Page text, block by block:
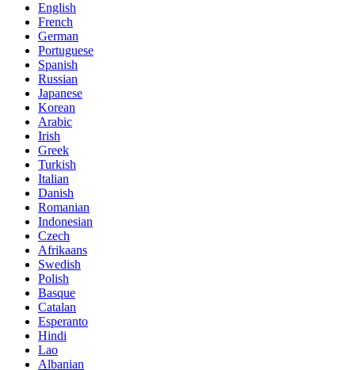
English
French
German
Portuguese
Spanish
Russian
Japanese
Korean
Arabic
Irish
Greek
Turkish
Italian
Danish
Romanian
Indonesian
Czech
Afrikaans
Swedish
Polish
Basque
Catalan
Esperanto
Hindi
Lao
Albanian